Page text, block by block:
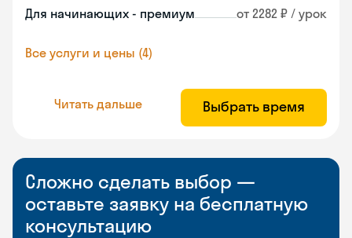
Для начинающих - премиум от 2282 ₽ / урок
Все услуги и цены (4)
Читать дальше Выбрать время
Сложно сделать выбор —
оставьте заявку на бесплатную
консультацию